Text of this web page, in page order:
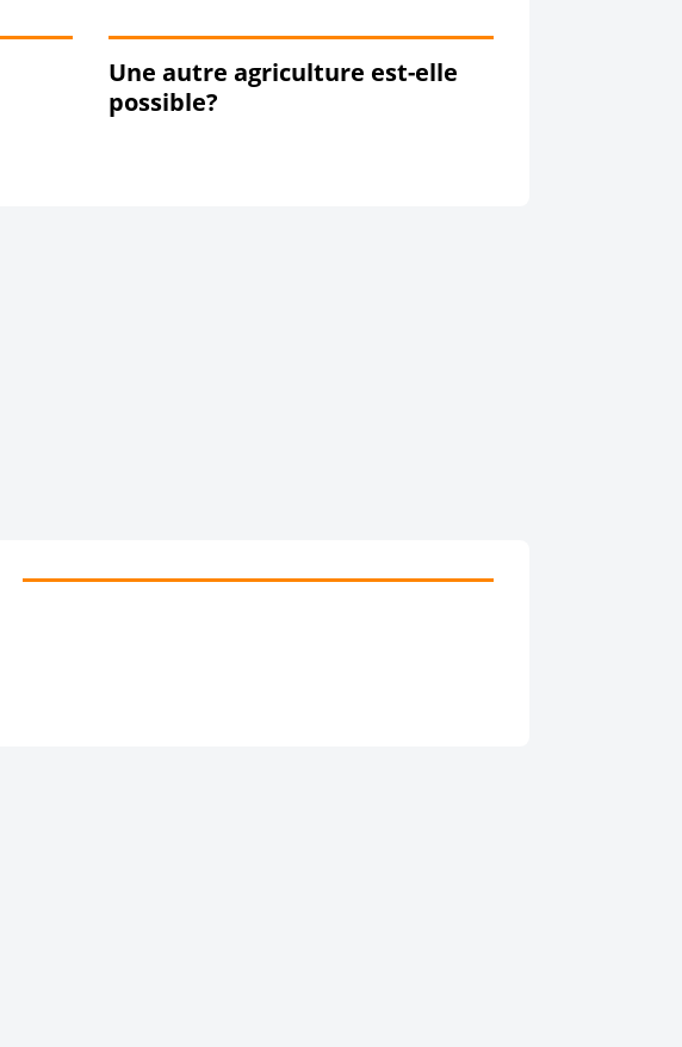
Une autre agriculture est-elle
possible?